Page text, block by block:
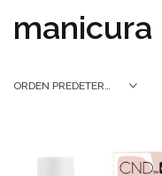
manicura
ORDEN PREDETERMINADO